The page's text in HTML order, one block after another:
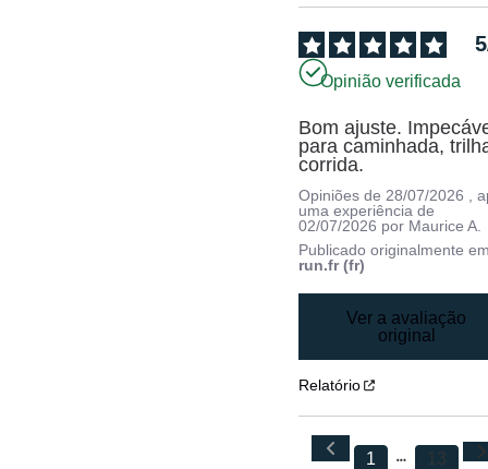
5
Opinião verificada
Bom ajuste.
para caminhada,
corrida.
Opiniões de28/07/2026 ,
uma experiência de
02/07/2026 por Maurice A.
Publicado originalmente
run.fr (fr)
Ver a avaliação
original
Relatório
1 13